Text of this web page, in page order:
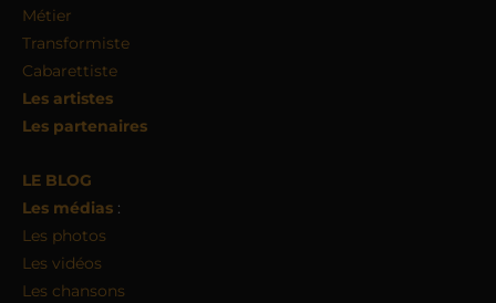
Métier
Transformiste
Cabarettiste
Les artistes
Les partenaires
LE BLOG
Les médias :
Les photos
Les vidéos
Les chansons